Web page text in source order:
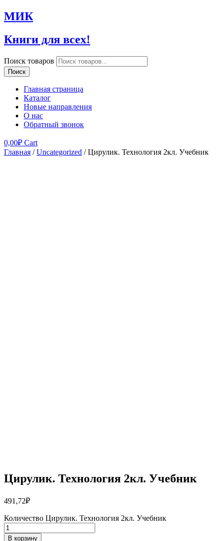
МИК
Книги для всех!
Поиск товаров
Поиск
Главная страница
Каталог
Новые направления
О нас
Обратный звонок
0,00₽ Cart
Главная /Uncategorized / Цирулик. Технология 2кл. Учебник
Цирулик. Технология 2кл. Учебник
491,72₽
Количество Цирулик. Технология 2кл. Учебник
В корзину